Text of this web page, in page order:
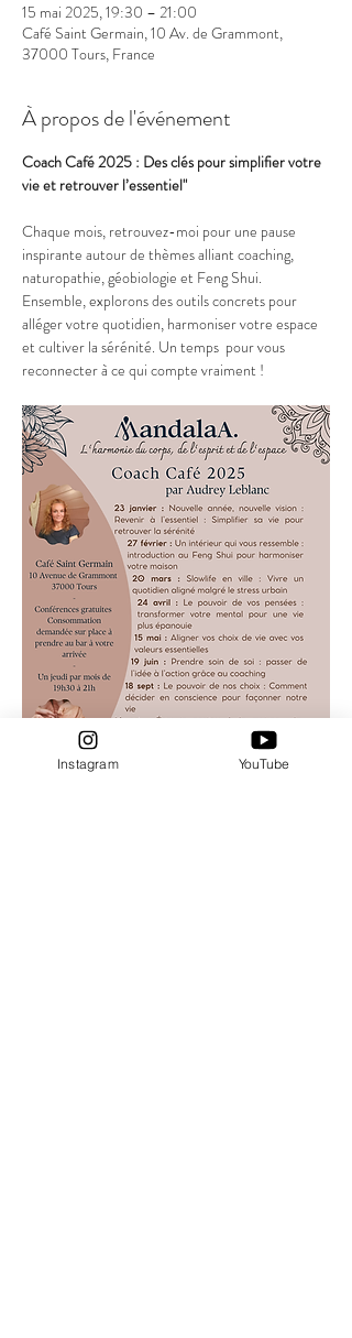
15 mai 2025, 19:30 – 21:00
Café Saint Germain, 10 Av. de Grammont,
37000 Tours, France
À propos de l'événement
Coach Café 2025 : Des clés pour simplifier votre
vie et retrouver l’essentiel"
Chaque mois, retrouvez-moi pour une pause
inspirante autour de thèmes alliant coaching,
naturopathie, géobiologie et Feng Shui.
Ensemble, explorons des outils concrets pour
alléger votre quotidien, harmoniser votre espace
et cultiver la sérénité. Un temps  pour vous
reconnecter à ce qui compte vraiment !
Instagram YouTube